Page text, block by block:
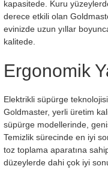
kapasitede. Kuru
derece etkili olan
evinizde uzun yıllar
kalitede.
Ergonomik
Elektrikli süpürge
Goldmaster, yerli üretim
süpürge modellerinde,
Temizlik sürecinde en iyi
toz toplama aparatına
düzeylerde dahi çok iyi